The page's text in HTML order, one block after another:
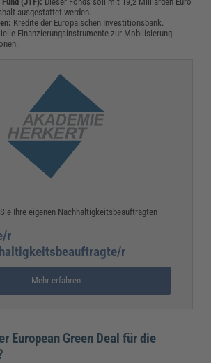
ausgestattet werden.
Kredite der Europäischen Investitionsbank.
Finanzierungsinstrumente zur Mobilisierung
Ihre eigenen Nachhaltigkeitsbeauftragten
r
r
Mehr erfahren
European Green Deal für die